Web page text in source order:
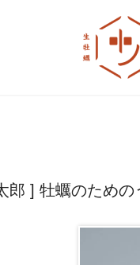
郎 ] 牡蠣のため